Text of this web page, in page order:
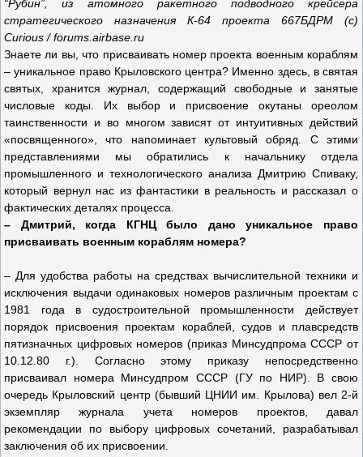
“Рубин”, из атомного ракетного подводного крейсера
стратегического назначения К-64 проекта 667БДРМ (с)
Curious / forums.airbase.ru
Знаете ли вы, что присваивать номер проекта военным кораблям
– уникальное право Крыловского центра? Именно здесь, в святая
святых, хранится журнал, содержащий свободные и занятые
числовые коды. Их выбор и присвоение окутаны ореолом
таинственности и во многом зависят от интуитивных действий
«посвященного», что напоминает культовый обряд. С этими
представлениями мы обратились к начальнику отдела
промышленного и технологического анализа Дмитрию Спиваку,
который вернул нас из фантастики в реальность и рассказал о
фактических деталях процесса.
– Дмитрий, когда КГНЦ было дано уникальное право
присваивать военным кораблям номера?
– Для удобства работы на средствах вычислительной техники и
исключения выдачи одинаковых номеров различным проектам с
1981 года в судостроительной промышленности действует
порядок присвоения проектам кораблей, судов и плавсредств
пятизначных цифровых номеров (приказ Минсудпрома СССР от
10.12.80 г.). Согласно этому приказу непосредственно
присваивал номера Минсудпром СССР (ГУ по НИР). В свою
очередь Крыловский центр (бывший ЦНИИ им. Крылова) вел 2‑й
экземпляр журнала учета номеров проектов, давал
рекомендации по выбору цифровых сочетаний, разрабатывал
заключения об их присвоении.